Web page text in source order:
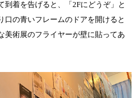
到着を告げると、「2Fにどうぞ」と
口の青いフレームのドアを開けると
美術展のフライヤーが壁に貼ってあ